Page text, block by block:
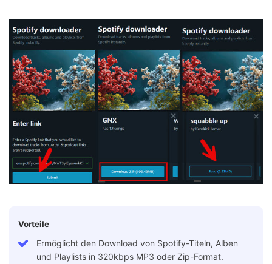
Vorteile
Ermöglicht den Download von Spotify-Titeln, Alben
und Playlists in 320kbps MP3 oder Zip-Format.